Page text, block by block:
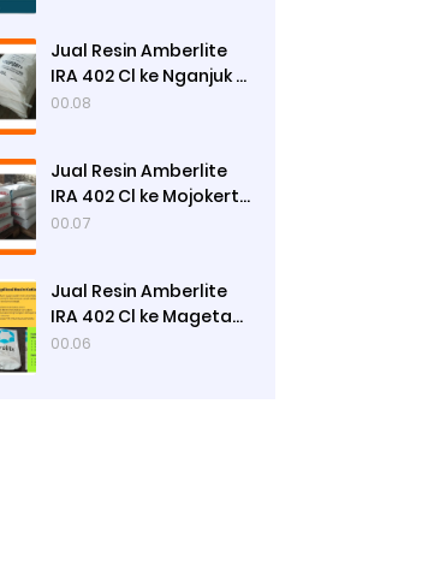
Jual Resin Amberlite
IRA 402 Cl ke Nganjuk -
Ady Water
00.08
Jual Resin Amberlite
IRA 402 Cl ke Mojokerto
- Ady Water
00.07
Jual Resin Amberlite
IRA 402 Cl ke Magetan
- Ady Water
00.06